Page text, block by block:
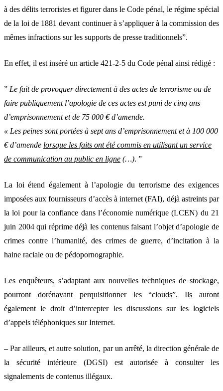
à des délits terroristes et figurer dans le Code pénal, le régime spécial
de la loi de 1881 devant continuer à s’appliquer à la commission des
mêmes infractions sur les supports de presse traditionnels”.
En effet, il est inséré un article 421-2-5 du Code pénal ainsi rédigé :
” Le fait de provoquer directement à des actes de terrorisme ou de
faire publiquement l’apologie de ces actes est puni de cinq ans
d’emprisonnement et de 75 000 € d’amende.
« Les peines sont portées à sept ans d’emprisonnement et à 100 000
€ d’amende lorsque les faits ont été commis en utilisant un service
de communication au public en ligne (…). ”
La loi étend également à l’apologie du terrorisme des exigences
imposées aux fournisseurs d’accès à internet (FAI), déjà astreints par
la loi pour la confiance dans l’économie numérique (LCEN) du 21
juin 2004 qui réprime déjà les contenus faisant l’objet d’apologie de
crimes contre l’humanité, des crimes de guerre, d’incitation à la
haine raciale ou de pédopornographie.
Les enquêteurs, s’adaptant aux nouvelles techniques de stockage,
pourront dorénavant perquisitionner les “clouds”. Ils auront
également le droit d’intercepter les discussions sur les logiciels
d’appels téléphoniques sur Internet.
– Par ailleurs, et autre solution, par un arrêté, la direction générale de
la sécurité intérieure (DGSI) est autorisée à consulter les
signalements de contenus illégaux.